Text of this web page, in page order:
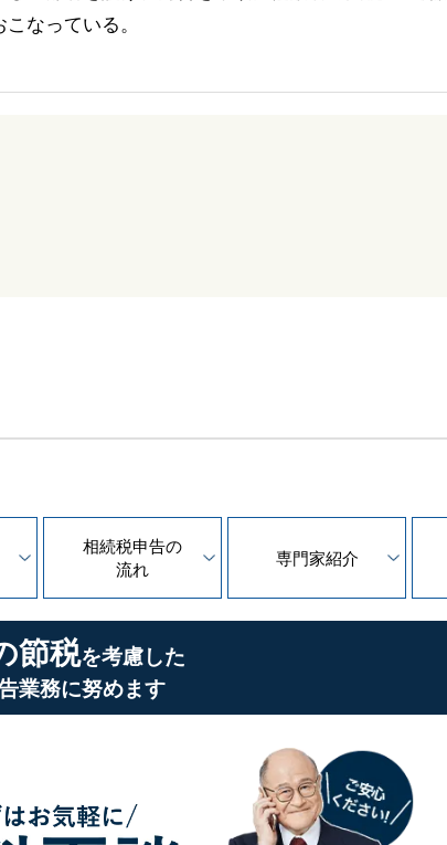
なっている。
相続税申告の
流れ
専門家紹介
節税を考慮した
業務に努めます